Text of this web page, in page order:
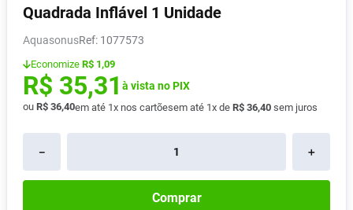
Quadrada Inflável 1 Unidade
Aquasonus : 1077573
Economize R$ 1,09
R$ 35,31 à vista no PIX
ou R$ 36,40em até 1x nos cartõesem até 1x de R$ 36,40 sem juros
＋
－
Comprar
8º Vitamina D
9º Absorvente
10º Lavitan